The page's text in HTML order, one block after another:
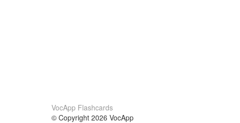
VocApp Flashcards
© Copyright 2026 VocApp